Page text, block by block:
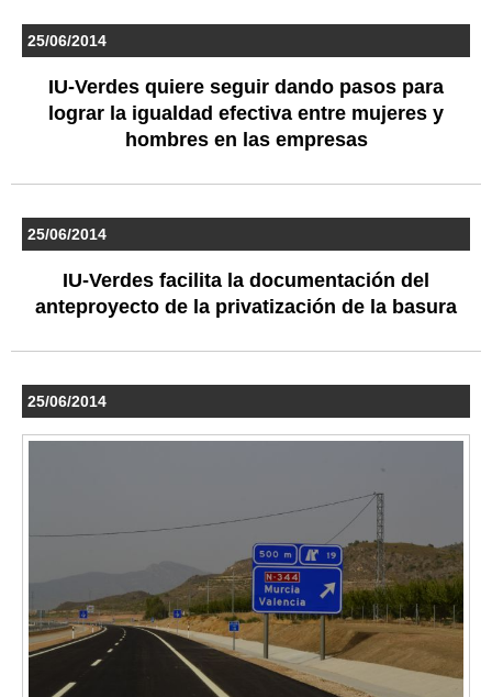
25/06/2014
IU-Verdes quiere seguir dando pasos para
lograr la igualdad efectiva entre mujeres y
hombres en las empresas
25/06/2014
IU-Verdes facilita la documentación del
anteproyecto de la privatización de la basura
25/06/2014